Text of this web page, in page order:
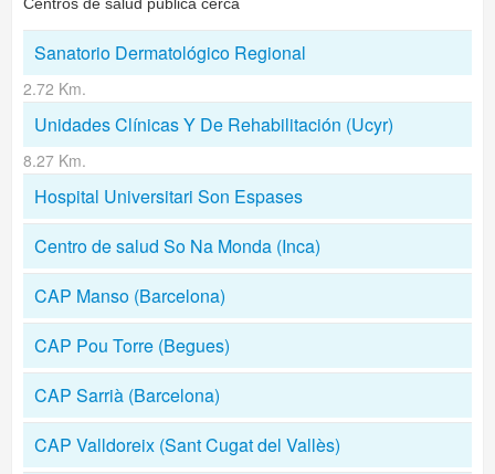
Sanatorio Dermatológico Regional
2.72 Km.
Unidades Clínicas Y De Rehabilitación (Ucyr)
8.27 Km.
Hospital Universitari Son Espases
Centro de salud So Na Monda (Inca)
CAP Manso (Barcelona)
CAP Pou Torre (Begues)
CAP Sarrià (Barcelona)
CAP Valldoreix (Sant Cugat del Vallès)